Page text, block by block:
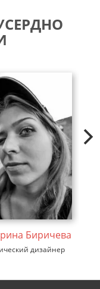
Биричева
дизайнер